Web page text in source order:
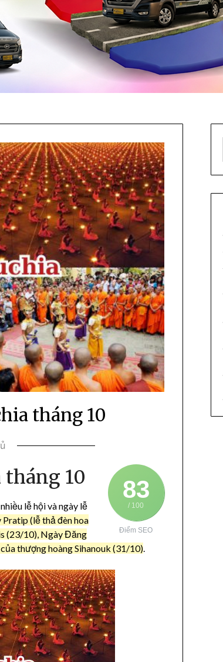
tháng 10
83
/ 100
Điểm SEO
tháng 10
lễ hội và ngày lễ
Pratip (lễ thả đèn hoa
(23/10), Ngày Đăng
thượng hoàng Sihanouk (31/10).